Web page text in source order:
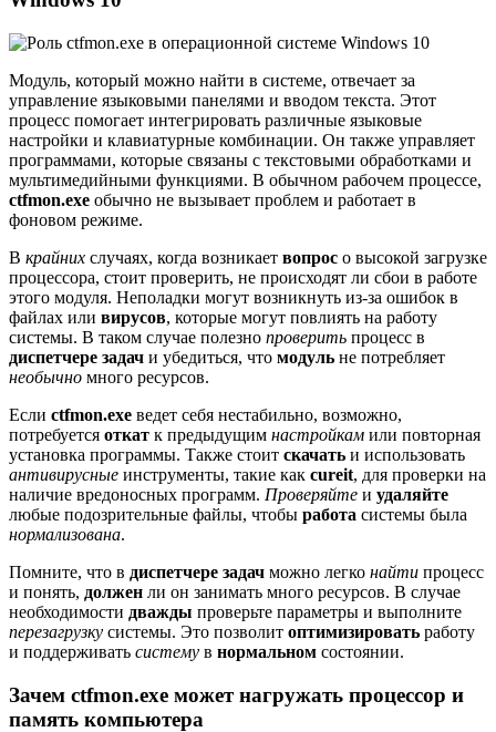
Модуль, который можно найти в системе, отвечает за
управление языковыми панелями и вводом текста. Этот
процесс помогает интегрировать различные языковые
настройки и клавиатурные комбинации. Он также управляет
программами, которые связаны с текстовыми обработками и
мультимедийными функциями. В обычном рабочем процессе,
ctfmon.exe обычно не вызывает проблем и работает в
фоновом режиме.
В крайних случаях, когда возникает вопрос о высокой загрузке
процессора, стоит проверить, не происходят ли сбои в работе
этого модуля. Неполадки могут возникнуть из-за ошибок в
файлах или вирусов, которые могут повлиять на работу
системы. В таком случае полезно проверить процесс в
диспетчере задач и убедиться, что модуль не потребляет
необычно много ресурсов.
Если ctfmon.exe ведет себя нестабильно, возможно,
потребуется откат к предыдущим настройкам или повторная
установка программы. Также стоит скачать и использовать
антивирусные инструменты, такие как cureit, для проверки на
наличие вредоносных программ. Проверяйте и удаляйте
любые подозрительные файлы, чтобы работа системы была
нормализована.
Помните, что в диспетчере задач можно легко найти процесс
и понять, должен ли он занимать много ресурсов. В случае
необходимости дважды проверьте параметры и выполните
перезагрузку системы. Это позволит оптимизировать работу
и поддерживать систему в нормальном состоянии.
Зачем ctfmon.exe может нагружать процессор и
память компьютера